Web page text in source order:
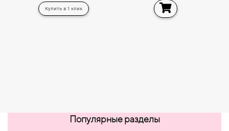
Купить в 1 клик
Популярные разделы